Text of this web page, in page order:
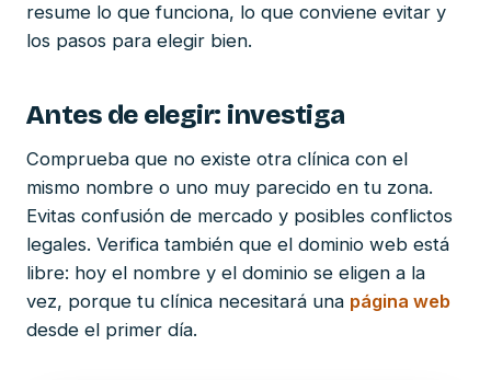
resume lo que funciona, lo que conviene evitar y
los pasos para elegir bien.
Antes de elegir: investiga
Comprueba que no existe otra clínica con el
mismo nombre o uno muy parecido en tu zona.
Evitas confusión de mercado y posibles conflictos
legales. Verifica también que el dominio web está
libre: hoy el nombre y el dominio se eligen a la
vez, porque tu clínica necesitará una página web
desde el primer día.